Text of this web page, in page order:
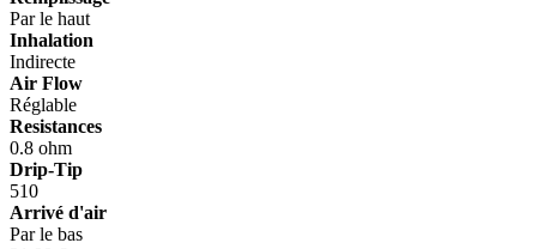
Par le haut
Inhalation
Indirecte
Air Flow
Réglable
Resistances
0.8 ohm
Drip-Tip
510
Arrivé d'air
Par le bas